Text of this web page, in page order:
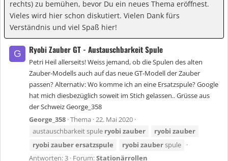
rechts) zu bemühen, bevor Du ein neues Thema eröffnest.
Vieles wird hier schon diskutiert. Vielen Dank fürs
Verständnis und viel Spaß hier!
G Ryobi Zauber GT - Austauschbarkeit Spule
Petri Heil allerseits! Weiss jemand, ob die Spulen des alten
Zauber-Modells auch auf das neue GT-Modell der Zauber
passen? Alternativ: Wo komme ich an eine Ersatzspule? Google
hat mich diesbezüglich soweit im Stich gelassen.. Grüsse aus
der Schweiz George_358
George_358 Thema 22. Mai 2020
austauschbarkeit spule ryobi zauber ryobi zauber
ryobi zauberersatzspule ryobi zauberspule
Antworten: 3 Forum:Stationärrollen